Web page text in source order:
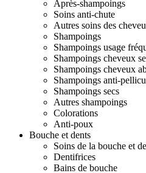
Après-shampoings
Soins anti-chute
Autres soins des
Shampoings
Shampoings usage
Shampoings cheveux
Shampoings cheveux
Shampoings anti-
Shampoings secs
Autres shampoings
Colorations
Anti-poux
Bouche et dents
Soins de la bouche et
Dentifrices
Bains de bouche